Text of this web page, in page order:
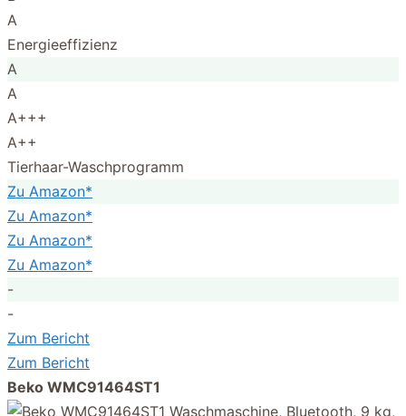
A
Energieeffizienz
A
A
A+++
A++
Tierhaar-Waschprogramm
Zu Amazon*
Zu Amazon*
Zu Amazon*
Zu Amazon*
-
-
Zum Bericht
Zum Bericht
Beko WMC91464ST1